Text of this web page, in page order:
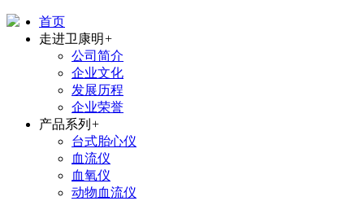
首页
走进卫康明+
公司简介
企业文化
发展历程
企业荣誉
产品系列 +
台式胎心仪
血流仪
血氧仪
动物血流仪